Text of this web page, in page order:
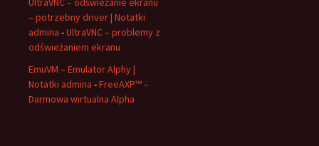
– potrzebny driver | Notatki
admina -UltraVNC – problemy z
odświeżaniem ekranu
EmuVM – Emulator Alphy |
Notatki admina -FreeAXP™ –
Darmowa wirtualna Alpha